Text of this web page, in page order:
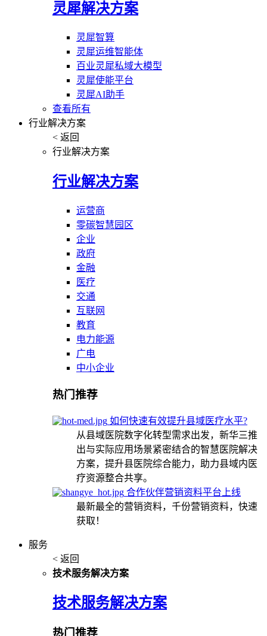
灵犀解决方案
灵犀智算
灵犀运维智能体
百业灵犀私域大模型
灵犀使能平台
灵犀AI助手
查看所有
行业解决方案
< 返回
行业解决方案
行业解决方案
运营商
零碳智慧园区
企业
政府
金融
医疗
交通
互联网
教育
电力能源
广电
中小企业
热门推荐
如何快速有效提升县域医疗水平?
从县域医院数字化转型需求出发，新华三推
出与实际应用场景紧密结合的智慧医院解决
方案，提升县医院综合能力，助力县域内医
疗资源整合共享。
合作伙伴营销资料平台上线
最新最全的营销资料，千份营销资料，快速
获取！
服务
< 返回
技术服务解决方案
技术服务解决方案
热门推荐